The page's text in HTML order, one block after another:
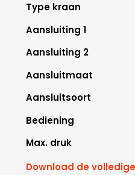
Type kraan
Aansluiting 1
Aansluiting 2
Aansluitmaat
Aansluitsoort
Bediening
Max. druk
Download de